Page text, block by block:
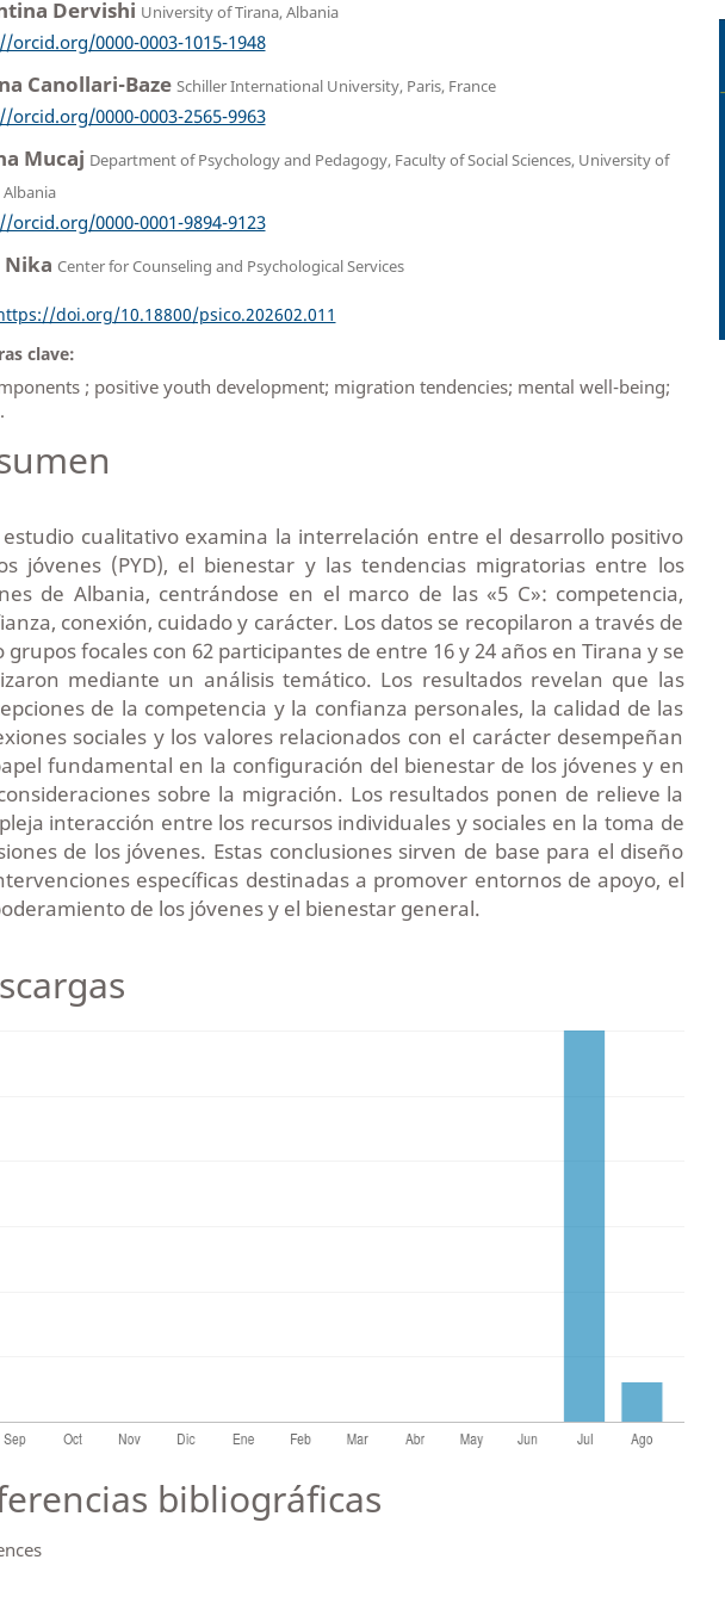
Dervishi University of Tirana, Albania
orcid.org/0000-0003-1015-1948
Canollari-Baze Schiller International University, Paris, France
orcid.org/0000-0003-2565-9963
Mucaj Department of Psychology and Pedagogy, Faculty of Social Sciences, University of
orcid.org/0000-0001-9894-9123
Center for Counseling and Psychological Services
doi.org/10.18800/psico.202602.011
clave:
; positive youth development; migration tendencies; mental well-being;
estudio cualitativo examina la interrelación entre el desarrollo positivo
jóvenes (PYD), el bienestar y las tendencias migratorias entre los
de Albania, centrándose en el marco de las «5 C»: competencia,
conexión, cuidado y carácter. Los datos se recopilaron a través de
grupos focales con 62 participantes de entre 16 y 24 años en Tirana y se
mediante un análisis temático. Los resultados revelan que las
de la competencia y la confianza personales, la calidad de las
sociales y los valores relacionados con el carácter desempeñan
fundamental en la configuración del bienestar de los jóvenes y en
sobre la migración. Los resultados ponen de relieve la
interacción entre los recursos individuales y sociales en la toma de
de los jóvenes. Estas conclusiones sirven de base para el diseño
específicas destinadas a promover entornos de apoyo, el
de los jóvenes y el bienestar general.
bibliográficas